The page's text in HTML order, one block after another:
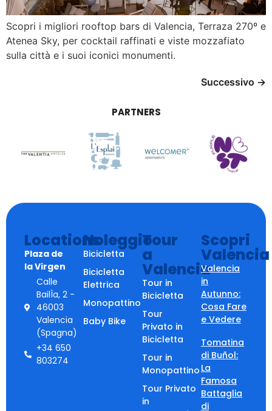
Scopri i migliori rooftop bars di Valencia, Terraza 270º e
Atenea Sky, per cocktail raffinati e viste mozzafiato
sulla città e i suoi iconici monumenti.
Successivo →
PARTNERS
Locations
Plaza de
la Virgen
Calle
BailÌa, 2 -
46003
Valencia
(Spagna)
+34 650
803274
Noleggio
Bicicletta
Bicicletta
Elettrica
Monopattino
Baby Bike
Tour
a
Valencia
Tour in
Bicicletta
Tour
Privato in
Bicicletta
Tour in
Monopattino
Tour Privato
in
Scopri
Valencia
Valencia
in
Autunno:
Cosa Fare
e Vedere
Tomatina
di Buñol:
La
Famosa
Battaglia
di